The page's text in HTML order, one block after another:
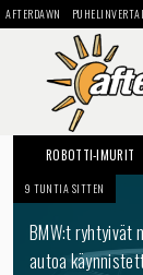
AFTERDAWN
ROBOTTI-IMURIT
9 TUNTIA SITTEN
BMW:t ryhtyivät
autoa